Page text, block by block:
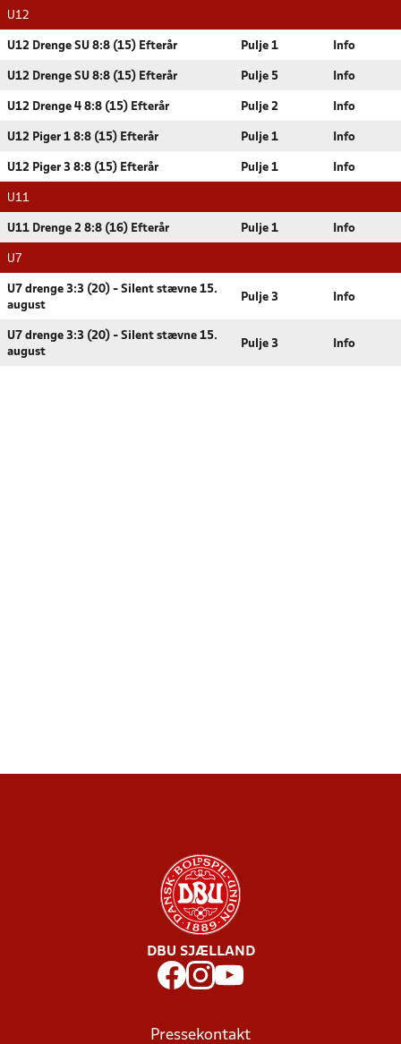
U12
U12 Drenge SU 8:8 (15) Efterår Pulje 1 Info
U12 Drenge SU 8:8 (15) Efterår Pulje 5 Info
U12 Drenge 4 8:8 (15) Efterår Pulje 2 Info
U12 Piger 1 8:8 (15) Efterår Pulje 1 Info
U12 Piger 3 8:8 (15) Efterår Pulje 1 Info
U11
U11 Drenge 2 8:8 (16) Efterår Pulje 1 Info
U7
U7 drenge 3:3 (20) - Silent stævne 15.
august
Pulje 3 Info
U7 drenge 3:3 (20) - Silent stævne 15.
august
Pulje 3 Info
DBU SJÆLLAND
Pressekontakt